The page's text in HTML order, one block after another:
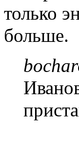
только
больше.